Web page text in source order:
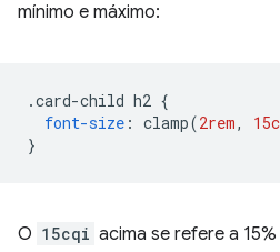
mínimo e máximo:
.card-child h2 {
font-size : clamp(2rem,
}
O 15cqi acima se refere a